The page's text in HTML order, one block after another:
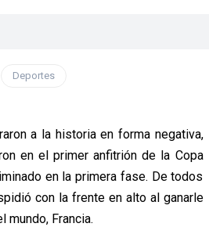
Deportes
a la historia en forma negativa,
en el primer anfitrión de la Copa
en la primera fase. De todos
con la frente en alto al ganarle
mundo, Francia.